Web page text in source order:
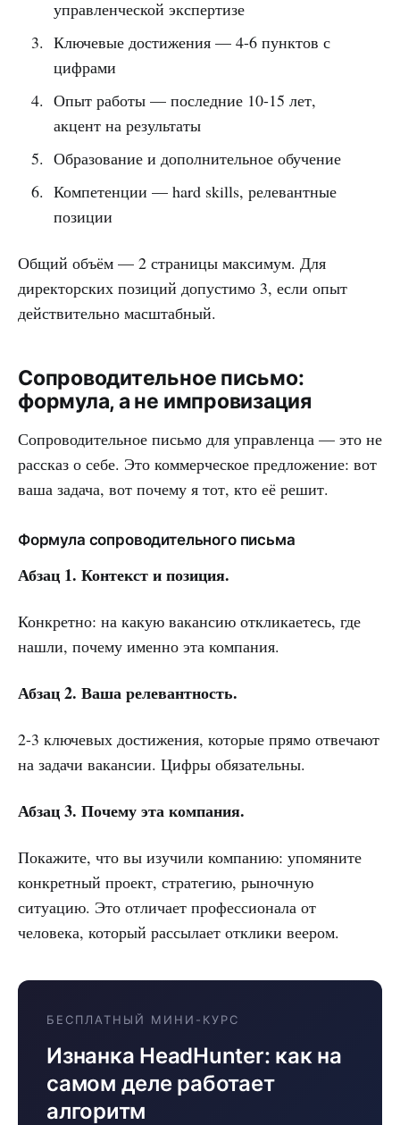
управленческой экспертизе
Ключевые достижения — 4-6 пунктов с
цифрами
Опыт работы — последние 10-15 лет,
акцент на результаты
Образование и дополнительное обучение
Компетенции — hard skills, релевантные
позиции
Общий объём — 2 страницы максимум. Для
директорских позиций допустимо 3, если опыт
действительно масштабный.
Сопроводительное письмо:
формула, а не импровизация
Сопроводительное письмо для управленца — это не
рассказ о себе. Это коммерческое предложение: вот
ваша задача, вот почему я тот, кто её решит.
Формула сопроводительного письма
Абзац 1. Контекст и позиция.
Конкретно: на какую вакансию откликаетесь, где
нашли, почему именно эта компания.
Абзац 2. Ваша релевантность.
2-3 ключевых достижения, которые прямо отвечают
на задачи вакансии. Цифры обязательны.
Абзац 3. Почему эта компания.
Покажите, что вы изучили компанию: упомяните
конкретный проект, стратегию, рыночную
ситуацию. Это отличает профессионала от
человека, который рассылает отклики веером.
БЕСПЛАТНЫЙ МИНИ-КУРС
Изнанка HeadHunter: как на
самом деле работает
алгоритм